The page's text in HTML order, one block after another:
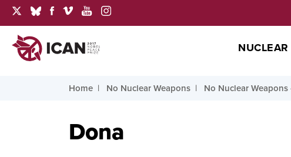
Home No Nuclear Weapons No Nuclear Weapons
Dona